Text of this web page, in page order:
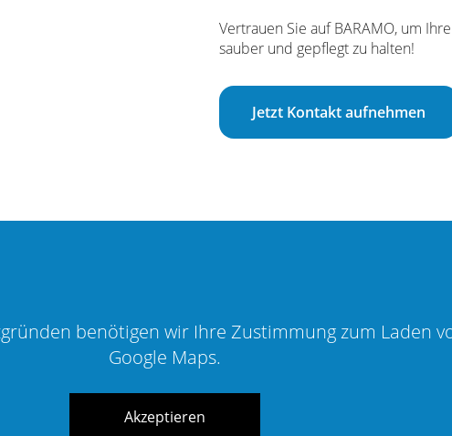
Vertrauen Sie auf BARAMO, um
sauber und gepflegt zu halten!
Jetzt Kontakt aufnehmen
benötigen wir Ihre Zustimmung zum Laden
Google Maps.
Akzeptieren